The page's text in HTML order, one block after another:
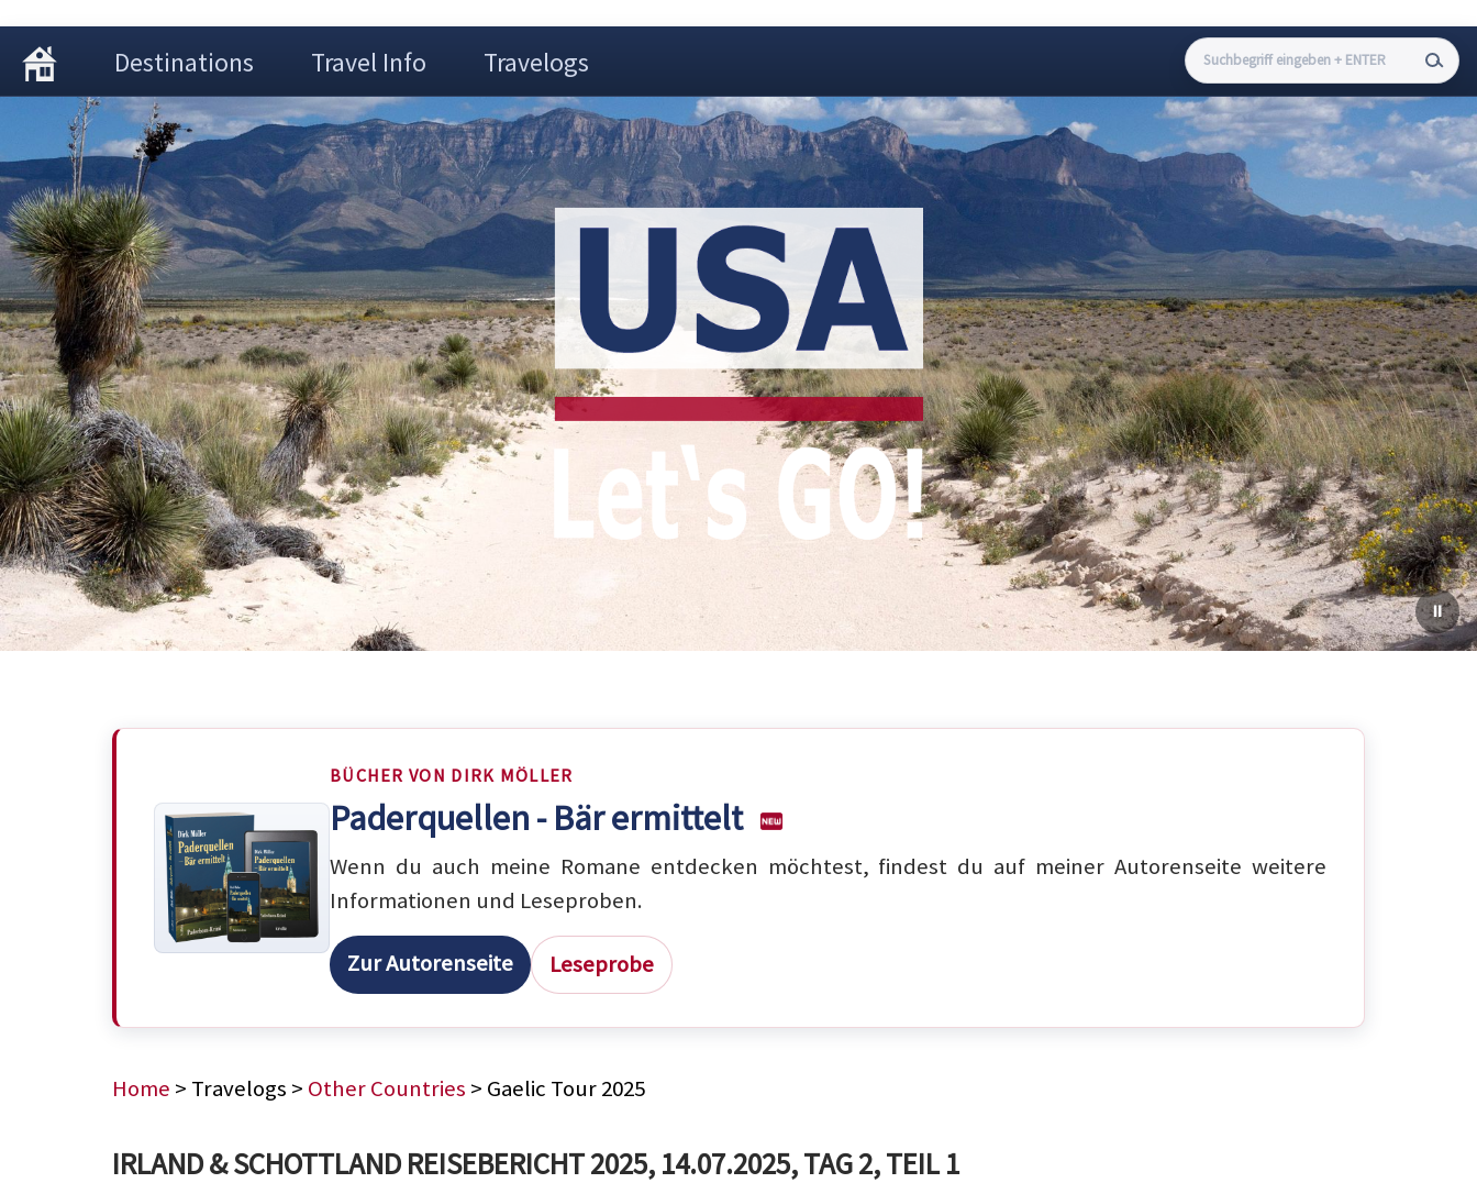
Destinations Travel Info Travelogs
BÜCHER VON DIRK MÖLLER
Paderquellen - Bär ermittelt
Wenn du auch meine Romane entdecken möchtest, findest du auf meiner Autorenseite weitere
Informationen und Leseproben.
Zur Autorenseite Leseprobe
Home > Travelogs > Other Countries > Gaelic Tour 2025
IRLAND & SCHOTTLAND REISEBERICHT 2025, 14.07.2025, TAG 2, TEIL 1